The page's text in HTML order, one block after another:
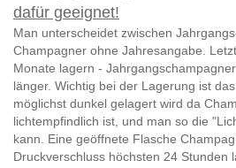
dafür geeignet!
Man unterscheidet zwischen
Champagner ohne Jahresangabe.
Monate lagern -
länger. Wichtig bei der Lagerung ist
möglichst dunkel gelagert wird da
lichtempfindlich ist, und man so die
kann. Eine geöffnete Flasche
Druckverschluss höchsten 24 Stunden